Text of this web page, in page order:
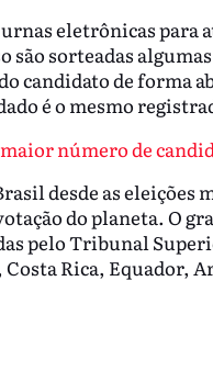
eletrônicas para
são sorteadas
candidato de forma
é o mesmo
número de
desde as eleições
do planeta. O
pelo Tribunal
Rica, Equador,